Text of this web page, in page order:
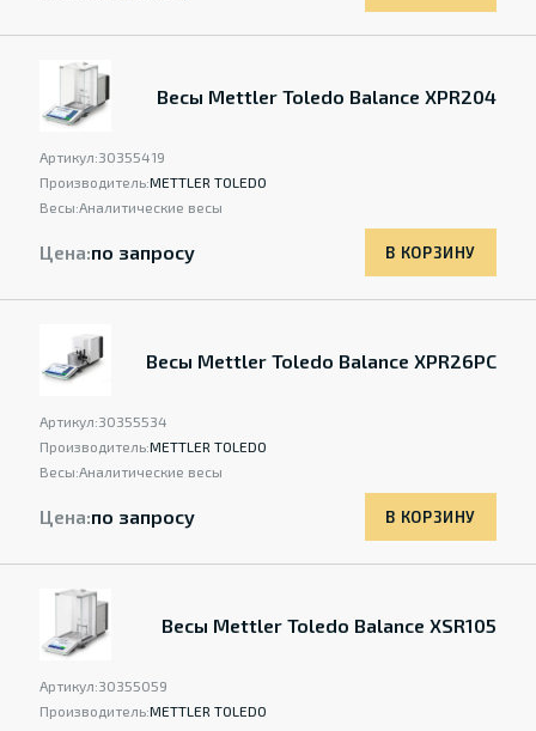
Весы Mettler Toledo Balance XPR204
Артикул:30355419
Производитель:METTLER TOLEDO
Весы:Аналитические весы
Цена:по запросу В КОРЗИНУ
Весы Mettler Toledo Balance XPR26PC
Артикул:30355534
Производитель:METTLER TOLEDO
Весы:Аналитические весы
Цена:по запросу В КОРЗИНУ
Весы Mettler Toledo Balance XSR105
Артикул:30355059
Производитель:METTLER TOLEDO